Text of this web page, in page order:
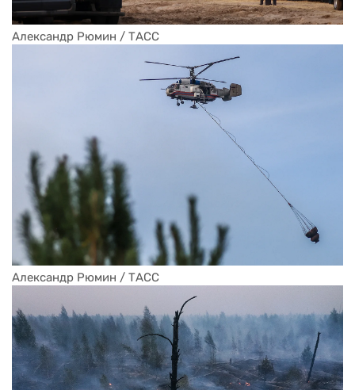
Александр Рюмин / ТАСС
Александр Рюмин / ТАСС